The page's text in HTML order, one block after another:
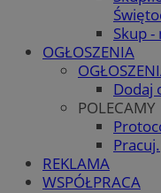
Skup
OGŁOSZENIA
Dodaj
POLECAMY
REKLAMA
WSPÓŁPRACA